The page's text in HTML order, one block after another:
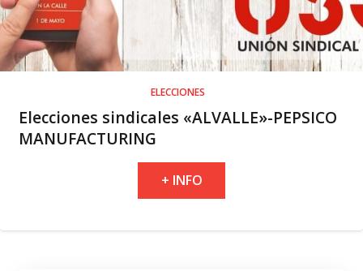
ELECCIONES
Elecciones sindicales «ALVALLE»-PEPSICO
MANUFACTURING
+ INFO